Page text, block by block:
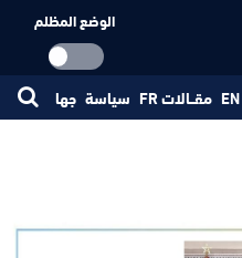
الوضع المظلم
مقــالات FR سياسة جهات